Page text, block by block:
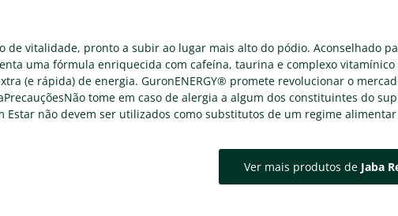
de vitalidade, pronto a subir ao lugar mais alto do pódio. Aconselhado
uma fórmula enriquecida com cafeína, taurina e complexo
(e rápida) de energia. GuronENERGY® promete revolucionar o
tome em caso de alergia a algum dos constituintes do
Estar não devem ser utilizados como substitutos de um regime
Ver mais produtos de Jaba